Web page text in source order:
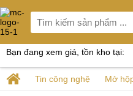
Bạn đang xem giá, tồn kho tại:
Tin công nghệ Mở